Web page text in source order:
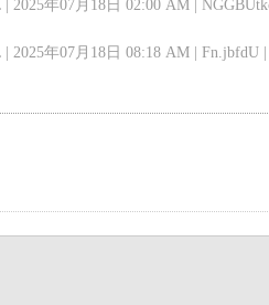
2025年07月18日 02:00 AM |
2025年07月18日 08:18 AM | Fn.jbfdU |